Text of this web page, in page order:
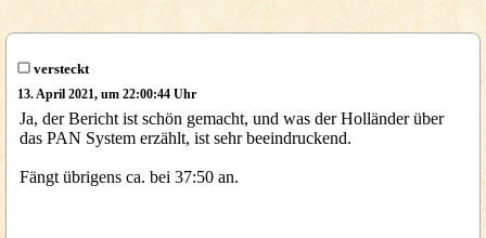
versteckt
13. April 2021, um 22:00:44 Uhr
Ja, der Bericht ist schön gemacht, und was der Holländer über
das PAN System erzählt, ist sehr beeindruckend.
Fängt übrigens ca. bei 37:50 an.